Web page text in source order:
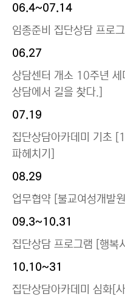
06.4~07.14
임종준비 집단상담 프로
06.27
상담센터 개소 10주년
상담에서 길을 찾다.]
07.19
집단상담아카데미 기초
파헤치기]
08.29
업무협약 [불교여성개발원]
09.3~10.31
집단상담 프로그램 [행복
10.10~31
집단상담아카데미 심화[